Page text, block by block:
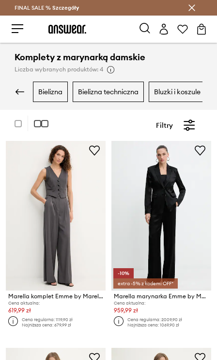
Oszczędzaj z Answear Club >
FINAL SALE % Szczegóły
Komplety z marynarką damskie
Liczba wybranych produktów: 4
bielizna bielizna techniczna bluzki i koszule
Filtry
Marella komplet Emme by Marella
Cena aktualna:
619,99 zł
Cena regularna:1119,90 zł
Najniższa cena:679,99 zł
-10%
extra -5% z kodem: OFF*
Marella marynarka Emme by Marella
Cena aktualna:
959,99 zł
Cena regularna:2009,90 zł
Najniższa cena:1069,90 zł